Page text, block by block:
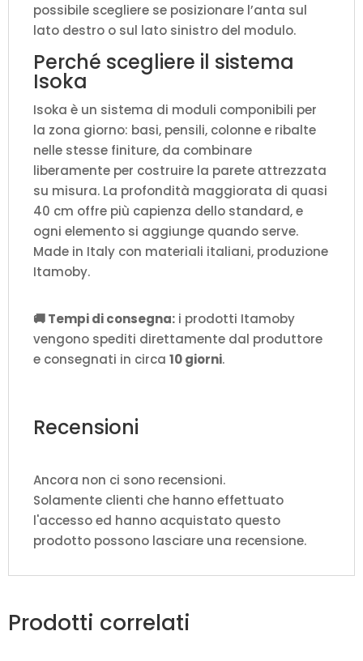
possibile scegliere se posizionare l’anta sul
lato destro o sul lato sinistro del modulo.
Perché scegliere il sistema
Isoka
Isoka è un sistema di moduli componibili per
la zona giorno: basi, pensili, colonne e ribalte
nelle stesse finiture, da combinare
liberamente per costruire la parete attrezzata
su misura. La profondità maggiorata di quasi
40 cm offre più capienza dello standard, e
ogni elemento si aggiunge quando serve.
Made in Italy con materiali italiani, produzione
Itamoby.
🚚 Tempi di consegna: i prodotti Itamoby
vengono spediti direttamente dal produttore
e consegnati in circa 10 giorni.
Recensioni
Ancora non ci sono recensioni.
Solamente clienti che hanno effettuato
l'accesso ed hanno acquistato questo
prodotto possono lasciare una recensione.
Prodotti correlati